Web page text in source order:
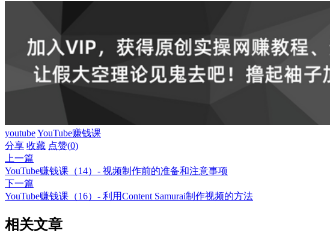
youtubeYouTube赚钱课
分享 收藏 点赞(0)
上一篇
YouTube赚钱课（14）- 视频制作前的准备和注意事项
下一篇
YouTube赚钱课（16）- 利用Content Samurai制作视频的方法
相关文章